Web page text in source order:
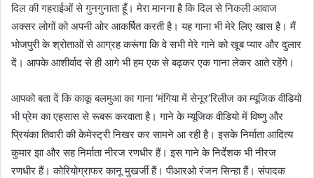
दिल की गहराईओं से गुनगुनाता हूँ। मेरा मानना है कि दिल से निकली आवाज
अक्सर लोगों को अपनी ओर आकर्षित करती है। यह गाना भी मेरे लिए खास है। मैं
भोजपुरी के श्रोताओं से आग्रह करूंगा कि वे सभी मेरे गाने को खूब प्यार और दुलार
दें। आपके आशीर्वाद से ही आगे भी हम एक से बढ़कर एक गाना लेकर आते रहेंगे।
आपको बता दें कि काकू बलमुआ का गाना ‘मंगिया में सेनूर’रिलीज का म्यूजिक वीडियो
भी प्रेम का एहसास से रूबरू करवाता है। गाने के म्यूजिक वीडियो में विष्णु और
प्रियंका तिवारी की केमेस्ट्री निखर कर सामने आ रही है। इसके निर्माता आदित्य
कुमार झा और सह निर्माता नीरज रणधीर हैं। इस गाने के निर्देशक भी नीरज
रणधीर हैं। कोरियोग्राफर कानू मुखर्जी हैं। पीआरओ रंजन सिन्हा हैं। संपादक